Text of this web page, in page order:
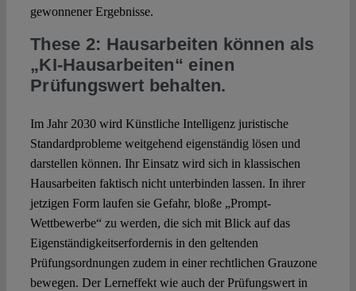
gewonnener Ergebnisse.
These 2: Hausarbeiten können als
„KI-Hausarbeiten“ einen
Prüfungswert behalten.
Im Jahr 2030 wird Künstliche Intelligenz juristische
Standardprobleme weitgehend eigenständig lösen und
darstellen können. Ihr Einsatz wird sich in klassischen
Hausarbeiten faktisch nicht unterbinden lassen. In ihrer
jetzigen Form laufen sie Gefahr, bloße „Prompt-
Wettbewerbe“ zu werden, die sich mit Blick auf das
Eigenständigkeitserfordernis in den geltenden
Prüfungsordnungen zudem in einer rechtlichen Grauzone
bewegen. Der Lerneffekt wie auch der Prüfungswert in